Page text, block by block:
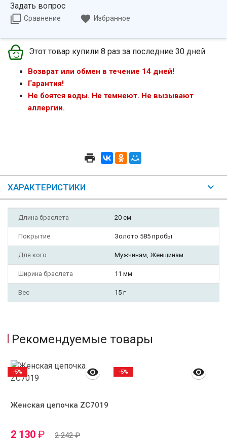
Задать вопрос
Сравнение Избранное
Этот товар купили 8 раз за последние 30 дней
Возврат или обмен в течение 14 дней!
Гарантия!
Не боятся воды. Не темнеют. Не вызывают
аллергии.
ХАРАКТЕРИСТИКИ
Длина браслета 20 см
Покрытие Золото 585 пробы
Для кого Мужчинам, Женщинам
Ширина браслета 11 мм
Вес 15 г
Рекомендуемые товары
Женская цепочка ZC7019
2 130 ₽ 2 242₽
-5% -5%